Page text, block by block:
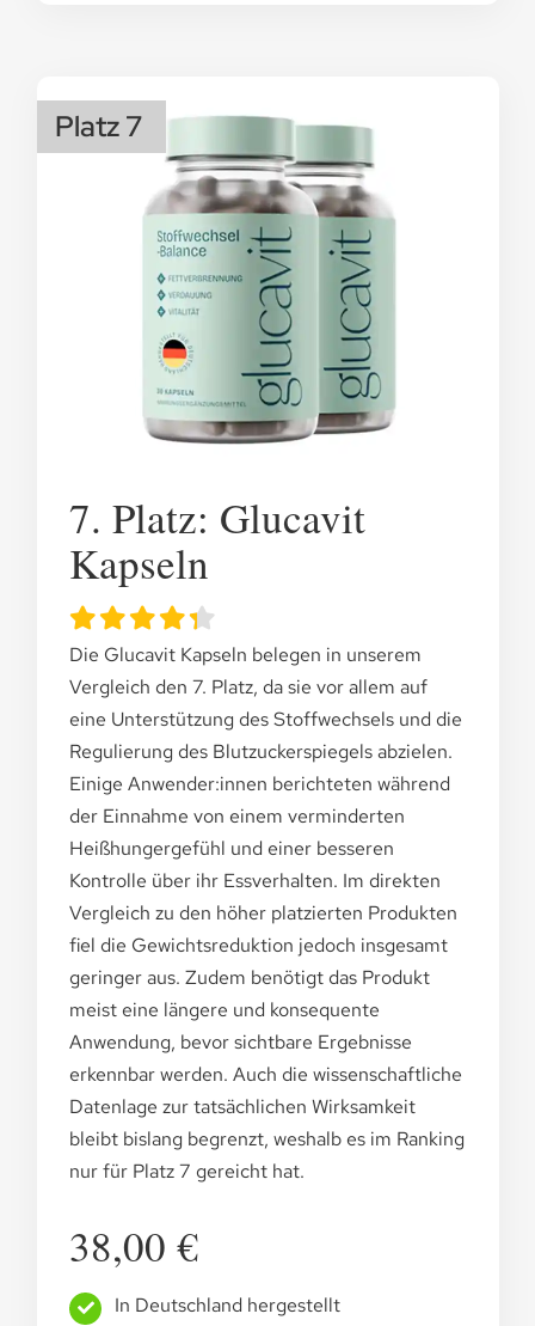
Platz 7
7. Platz: Glucavit
Kapseln
Die Glucavit Kapseln belegen in unserem
Vergleich den 7. Platz, da sie vor allem auf
eine Unterstützung des Stoffwechsels und die
Regulierung des Blutzuckerspiegels abzielen.
Einige Anwender:innen berichteten während
der Einnahme von einem verminderten
Heißhungergefühl und einer besseren
Kontrolle über ihr Essverhalten. Im direkten
Vergleich zu den höher platzierten Produkten
fiel die Gewichtsreduktion jedoch insgesamt
geringer aus. Zudem benötigt das Produkt
meist eine längere und konsequente
Anwendung, bevor sichtbare Ergebnisse
erkennbar werden. Auch die wissenschaftliche
Datenlage zur tatsächlichen Wirksamkeit
bleibt bislang begrenzt, weshalb es im Ranking
nur für Platz 7 gereicht hat.
38,00 €
In Deutschland hergestellt